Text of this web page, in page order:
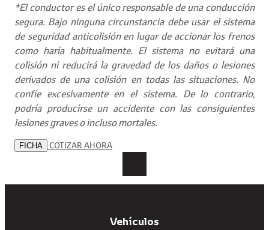
*El conductor es el único responsable de una conducción
segura. Bajo ninguna circunstancia debe usar el sistema
de seguridad anticolisión en lugar de accionar los frenos
como haría habitualmente. El sistema no evitará una
colisión ni reducirá la gravedad de los daños o lesiones
derivados de una colisión en todas las situaciones. No
confíe excesivamente en el sistema. De lo contrario,
podría producirse un accidente con las consiguientes
lesiones graves o incluso mortales.
FICHA COTIZAR AHORA
Vehículos